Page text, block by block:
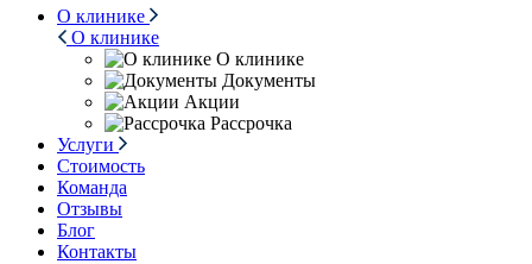
О клинике
О клинике
О клинике
Документы
Акции
Рассрочка
Услуги
Стоимость
Команда
Отзывы
Блог
Контакты